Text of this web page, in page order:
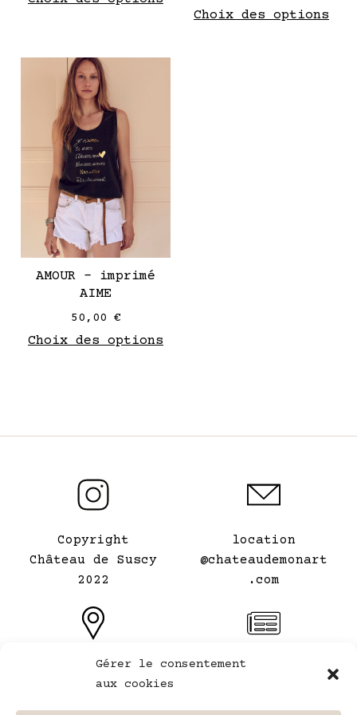
Gérer le consentement
aux cookies
produitChoix des options
AMOUR – imprimé
AIME
50,00 €
Choix des optionsproduit
Copyright
Château de Suscy
2022
location
@chateaudemonart
.com
Le Château de mon
Art
⠀
Conditions
location